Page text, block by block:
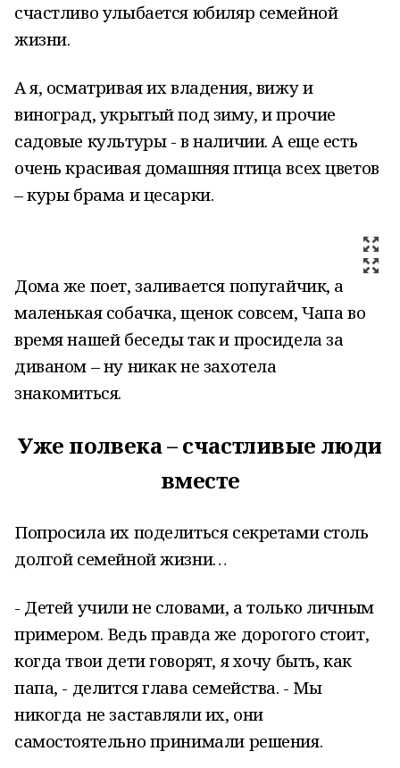
счастливо улыбается юбиляр семейной
жизни.
А я, осматривая их владения, вижу и
виноград, укрытый под зиму, и прочие
садовые культуры - в наличии. А еще есть
очень красивая домашняя птица всех цветов
– куры брама и цесарки.
Дома же поет, заливается попугайчик, а
маленькая собачка, щенок совсем, Чапа во
время нашей беседы так и просидела за
диваном – ну никак не захотела
знакомиться.
Уже полвека – счастливые люди
вместе
Попросила их поделиться секретами столь
долгой семейной жизни…
- Детей учили не словами, а только личным
примером. Ведь правда же дорогого стоит,
когда твои дети говорят, я хочу быть, как
папа, - делится глава семейства. - Мы
никогда не заставляли их, они
самостоятельно принимали решения.